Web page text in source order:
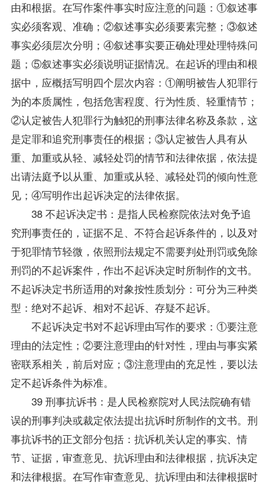
由和根据。在写作案件事实时应注意的问题：①叙述事
实必须客观、准确；②叙述事实必须要素完整；③叙述
事实必须层次分明；④叙述事实要正确处理处理特殊问
题；⑤叙述事实必须说明证据情况。在起诉的理由和根
据中，应概括写明四个层次内容：①阐明被告人犯罪行
为的本质属性，包括危害程度、行为性质、轻重情节；
②认定被告人犯罪行为触犯的刑事法律名称及条款，这
是定罪和追究刑事责任的根据；③认定被告人具有从
重、加重或从轻、减轻处罚的情节和法律依据，依法提
出请法庭予以从重、加重或从轻、减轻处罚的倾向性意
见；④写明作出起诉决定的法律依据。
38 不起诉决定书：是指人民检察院依法对免予追
究刑事责任的，证据不足、不符合起诉条件的，以及对
于犯罪情节轻微，依照刑法规定不需要判处刑罚或免除
刑罚的不起诉案件，作出不起诉决定时所制作的文书。
不起诉决定书所适用的对象按性质划分：可分为三种类
型：绝对不起诉、相对不起诉、存疑不起诉。
不起诉决定书对不起诉理由写作的要求：①要注意
理由的法定性；②要注意理由的针对性，理由与事实紧
密联系相关，前后对应；③注意理由的充足性，要以法
定不起诉条件为标准。
39 刑事抗诉书：是人民检察院对人民法院确有错
误的刑事判决或裁定依法提出抗诉时所制作的文书。刑
事抗诉书的正文部分包括：抗诉机关认定的事实、情
节、证据，审查意见、抗诉理由和法律根据，抗诉决定
和法律根据。在写作审查意见、抗诉理由和法律根据时